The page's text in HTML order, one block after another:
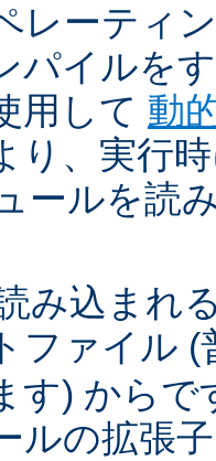
レーティ
パイルを
用して 動
り、実行
ールを読
み込まれ
ファイル
す) からで
ルの拡張